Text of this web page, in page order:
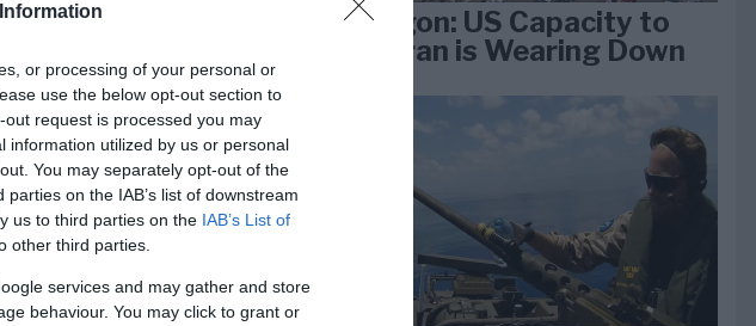
or processing of your personal or
use the below opt-out section to
request is processed you may
information utilized by us or personal
You may separately opt-out of the
on the IAB’s list of downstream
us to third parties on the IAB’s List of
other third parties.
services and may gather and store
behaviour. You may click to grant or
ger
för
– Ansök 1
Pentagon: US Capacity to
Fight Iran is Wearing Down